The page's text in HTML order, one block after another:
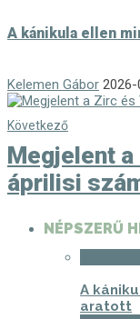
A kánikula ellen
Kelemen Gábor
Következő
Megjelent
áprilisi
NÉPSZERŰ
A
aratott